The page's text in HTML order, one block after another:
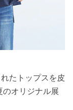
たトップスを皮
オリジナル展